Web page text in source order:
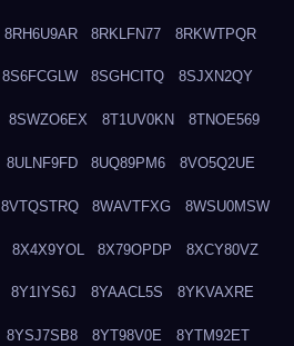
8RH6U9AR 8RKLFN77 8RKWTPQR
8S6FCGLW 8SGHCITQ 8SJXN2QY
8SWZO6EX 8T1UV0KN 8TNOE569
8ULNF9FD 8UQ89PM6 8VO5Q2UE
8VTQSTRQ 8WAVTFXG 8WSU0MSW
8X4X9YOL 8X79OPDP 8XCY80VZ
8Y1IYS6J 8YAACL5S 8YKVAXRE
8YSJ7SB8 8YT98V0E 8YTM92ET